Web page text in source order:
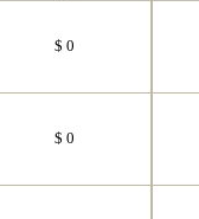
$ 0
$ 0